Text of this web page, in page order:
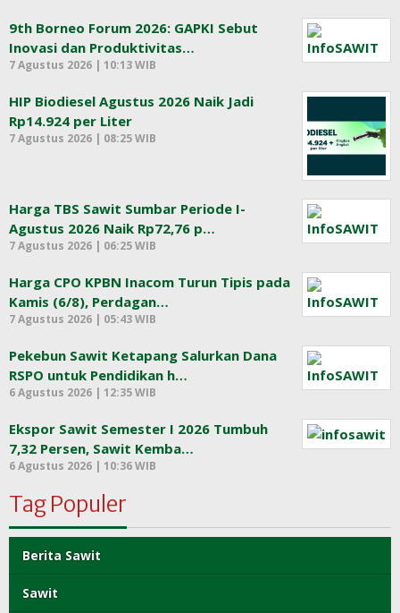
9th Borneo Forum 2026: GAPKI Sebut
Inovasi dan Produktivitas…
7 Agustus 2026 | 10:13 WIB
HIP Biodiesel Agustus 2026 Naik Jadi
Rp14.924 per Liter
7 Agustus 2026 | 08:25 WIB
Harga TBS Sawit Sumbar Periode I-
Agustus 2026 Naik Rp72,76 p…
7 Agustus 2026 | 06:25 WIB
Harga CPO KPBN Inacom Turun Tipis pada
Kamis (6/8), Perdagan…
7 Agustus 2026 | 05:43 WIB
Pekebun Sawit Ketapang Salurkan Dana
RSPO untuk Pendidikan h…
6 Agustus 2026 | 12:35 WIB
Ekspor Sawit Semester I 2026 Tumbuh
7,32 Persen, Sawit Kemba…
6 Agustus 2026 | 10:36 WIB
Tag Populer
Berita Sawit
Sawit